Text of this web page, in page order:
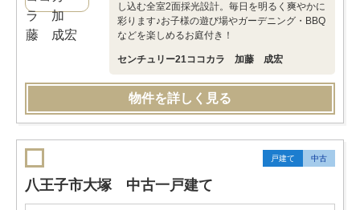
し込む全室2面採光設計。毎日を明るく爽やかに
彩ります♪お子様の遊び場やガーデニング・BBQ
などを楽しめるお庭付き！
センチュリー21ココカラ 加藤 成宏
物件を詳しく見る
戸建て 中古
八王子市大塚 中古一戸建て